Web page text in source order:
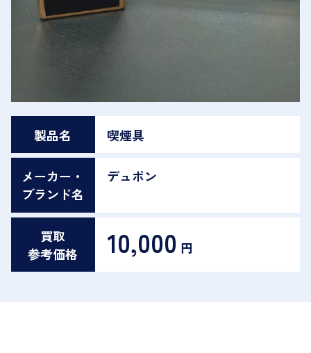
製品名 喫煙具
メーカー・
ブランド名
デュポン
買取
参考価格
10,000 円